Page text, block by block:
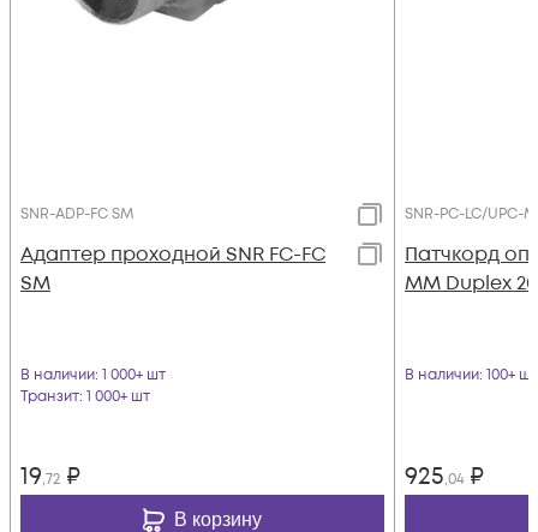
SNR-ADP-FC SM
Адаптер проходной SNR FC-FC
SM
В наличии: 1 000+ шт
Транзит: 1 000+ шт
19,72 ₽
В корзину
SNR-PC-LC/UPC-
Патчкорд
MM Duplex
В наличии: 100+ шт
925,04 ₽